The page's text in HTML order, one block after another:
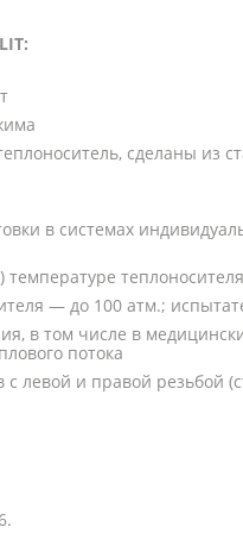
сделаны
в системах
теплоносителя
— до 100 атм.;
в том числе в
потока
левой и правой